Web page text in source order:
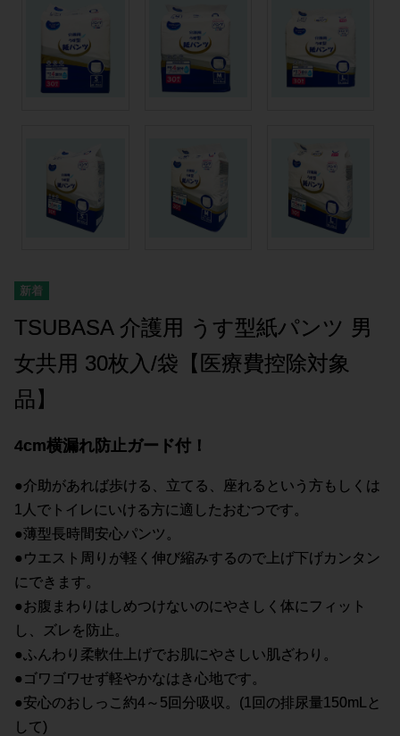
TSUBASA 介護用 うす型紙パンツ 男
女共用 30枚入/袋【医療費控除対象
品】
4cm横漏れ防止ガード付！
●介助があれば歩ける、立てる、座れるという方もしくは
1人でトイレにいける方に適したおむつです。
●薄型長時間安心パンツ。
●ウエスト周りが軽く伸び縮みするので上げ下げカンタン
にできます。
●お腹まわりはしめつけないのにやさしく体にフィット
し、ズレを防止。
●ふんわり柔軟仕上げでお肌にやさしい肌ざわり。
●ゴワゴワせず軽やかなはき心地です。
●安心のおしっこ約4～5回分吸収。(1回の排尿量150mLと
して)